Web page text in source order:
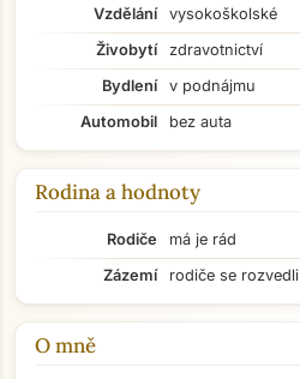
Vzdělání
vysokoškolské
Živobytí
zdravotnictví
Bydlení
v podnájmu
Automobil
bez auta
Rodina a hodnoty
Rodiče
má je rád
Zázemí
rodiče se rozvedli
O mně